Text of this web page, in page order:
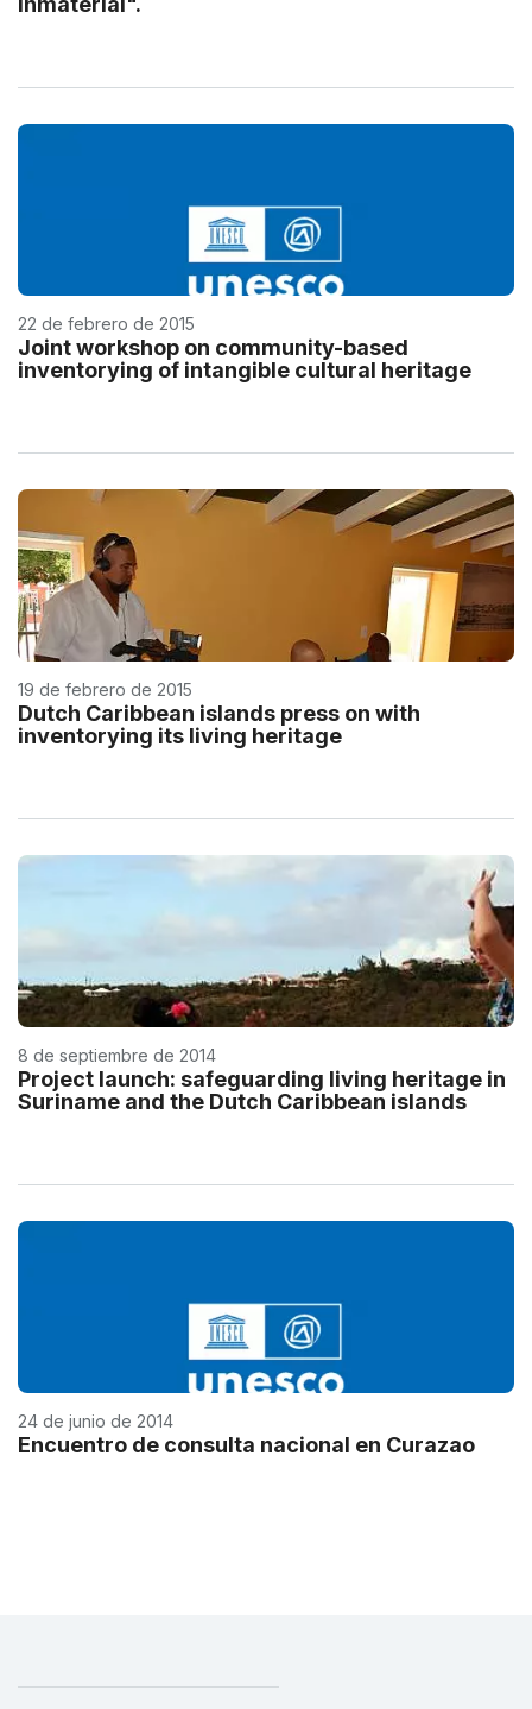
22 de febrero de 2015
Joint workshop on community-based
inventorying of intangible cultural heritage
19 de febrero de 2015
Dutch Caribbean islands press on with
inventorying its living heritage
8 de septiembre de 2014
Project launch: safeguarding living heritage in
Suriname and the Dutch Caribbean islands
24 de junio de 2014
Encuentro de consulta nacional en Curazao